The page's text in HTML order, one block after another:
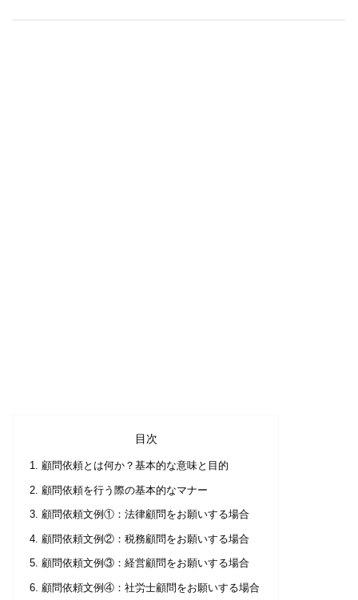
目次
顧問依頼とは何か？基本的な意味と目的
顧問依頼を行う際の基本的なマナー
顧問依頼文例①：法律顧問をお願いする場合
顧問依頼文例②：税務顧問をお願いする場合
顧問依頼文例③：経営顧問をお願いする場合
顧問依頼文例④：社労士顧問をお願いする場合